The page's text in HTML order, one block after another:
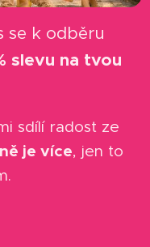
se k odběru
slevu na tvou
sdílí radost ze
je více, jen to